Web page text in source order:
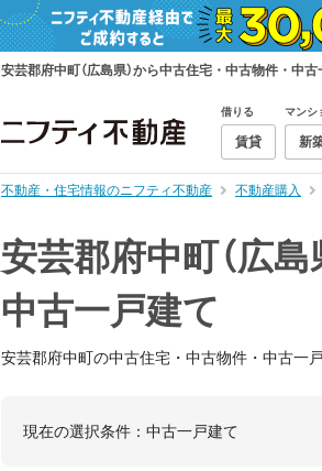
安芸郡府中町（広島県）から中古住宅・中古物件・中
借りる
賃貸
マンシ
新
不動産・住宅情報のニフティ不動産 不動産購入
安芸郡府中町（広
中古一戸建て
安芸郡府中町の中古住宅・中古物件・中古一
現在の選択条件： 中古一戸建て